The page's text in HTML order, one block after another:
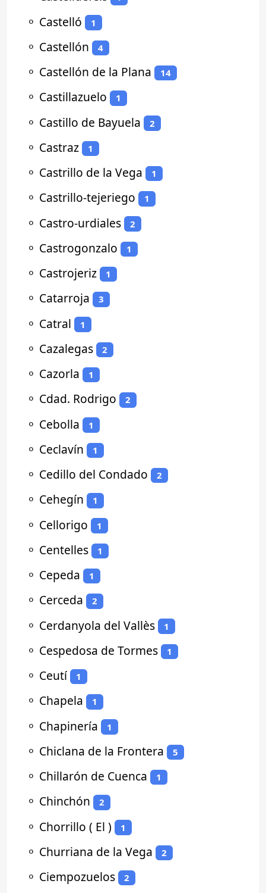
⚬ Castelló 1
⚬ Castellón 4
⚬ Castellón de la Plana 14
⚬ Castillazuelo 1
⚬ Castillo de Bayuela 2
⚬ Castraz 1
⚬ Castrillo de la Vega 1
⚬ Castrillo-tejeriego 1
⚬ Castro-urdiales 2
⚬ Castrogonzalo 1
⚬ Castrojeriz 1
⚬ Catarroja 3
⚬ Catral 1
⚬ Cazalegas 2
⚬ Cazorla 1
⚬ Cdad. Rodrigo 2
⚬ Cebolla 1
⚬ Ceclavín 1
⚬ Cedillo del Condado 2
⚬ Cehegín 1
⚬ Cellorigo 1
⚬ Centelles 1
⚬ Cepeda 1
⚬ Cerceda 2
⚬ Cerdanyola del Vallès 1
⚬ Cespedosa de Tormes 1
⚬ Ceutí 1
⚬ Chapela 1
⚬ Chapinería 1
⚬ Chiclana de la Frontera 5
⚬ Chillarón de Cuenca 1
⚬ Chinchón 2
⚬ Chorrillo ( El ) 1
⚬ Churriana de la Vega 2
⚬ Ciempozuelos 2